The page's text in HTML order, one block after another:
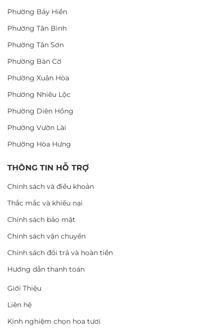
Phường Bảy Hiền
Phường Tân Bình
Phường Tân Sơn
Phường Bàn Cờ
Phường Xuân Hòa
Phường Nhiêu Lộc
Phường Diên Hồng
Phường Vườn Lài
Phường Hòa Hưng
THÔNG TIN HỖ TRỢ
Chính sách và điều khoản
Thắc mắc và khiếu nại
Chính sách bảo mật
Chính sách vận chuyển
Chính sách đổi trả và hoàn tiền
Hướng dẫn thanh toán
Giới Thiệu
Liên hệ
Kinh nghiệm chọn hoa tươi